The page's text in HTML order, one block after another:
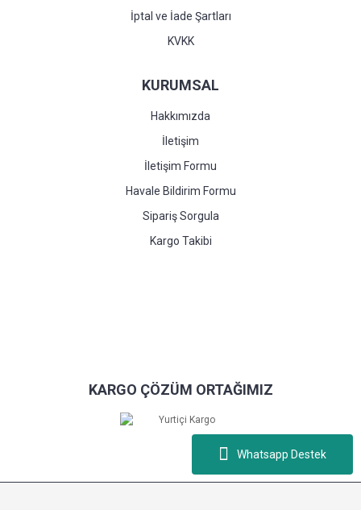
Whatsapp Destek
İptal ve İade Şartları
KVKK
KURUMSAL
Hakkımızda
İletişim
İletişim Formu
Havale Bildirim Formu
Sipariş Sorgula
Kargo Takibi
KARGO ÇÖZÜM ORTAĞIMIZ